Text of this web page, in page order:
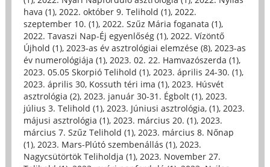
hava (1), 2022. október 9. Telihold (1), 2022.
szeptember 10. (1), 2022. Szűz Mária foganata (1),
2022. Tavaszi Nap-Éj egyenlőség (1), 2022. Vízöntő
Újhold (1), 2023-as év asztrológiai elemzése (8), 2023-as
év numerológiája (1), 2023. 02. 22. Hamvazószerda (1),
2023. 05.05 Skorpió Telihold (1), 2023. április 24-30. (1),
2023. április 30, Kossuth téri ima (1), 2023. Húsvét
asztrológia (2), 2023. január 30-31. Égbolt (1), 2023.
július 3. Telihold (1), 2023. Júniusi asztrológia, (1), 2023.
májusi asztrológia (1), 2023. március 20. (1), 2023.
március 7. Szűz Telihold (1), 2023. március 8. Nőnap
(1), 2023. Mars-Plútó szembenállás (1), 2023.
Nagycsütörtök Teliholdja (1), 2023. November 27.